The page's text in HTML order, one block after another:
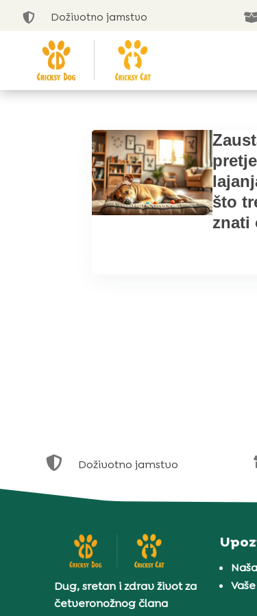
 Doživotno jamstvo
što
znati
 Doživotno jamstvo
Dug, sretan i zdrav život za
četveronožnog člana